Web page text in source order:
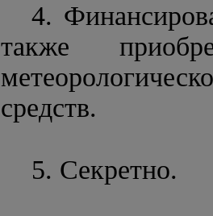
4.
также
средств.
5. Секретно.